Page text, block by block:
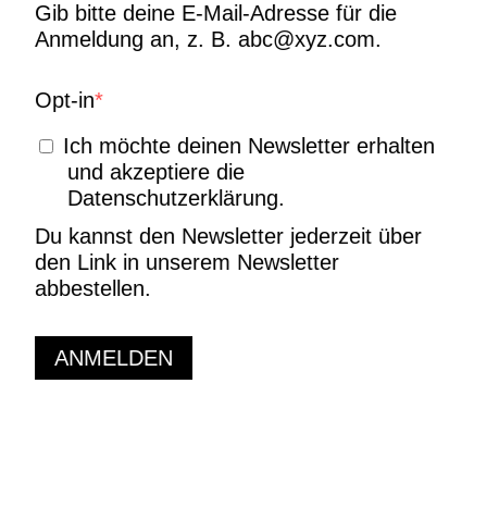
Gib bitte deine E-Mail-Adresse für die
Anmeldung an, z. B. abc@xyz.com.
Opt-in
Ich möchte deinen Newsletter erhalten
und akzeptiere die
Datenschutzerklärung.
Du kannst den Newsletter jederzeit über
den Link in unserem Newsletter
abbestellen.
ANMELDEN